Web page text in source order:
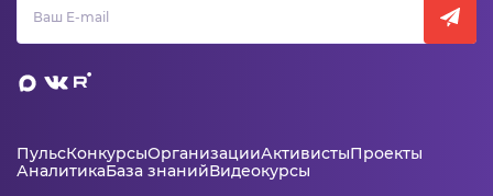
ПульсКонкурсыОрганизацииАктивистыПроекты
АналитикаБаза знанийВидеокурсы